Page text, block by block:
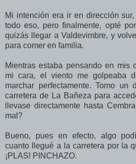
Mi intención era ir en dirección
todo eso, pero finalmente, opté
quizás llegar a Valdevimbre, y
para comer en familia.
Mientras estaba pensando en mis
mi cara, el viento me golpeaba
marchar perfectamente. Tomo
carretera de La Bañeza para
llevase directamente hasta
mal?
Bueno, pues en efecto, algo
cuanto llegué a la carretera por la
¡PLAS! PINCHAZO.